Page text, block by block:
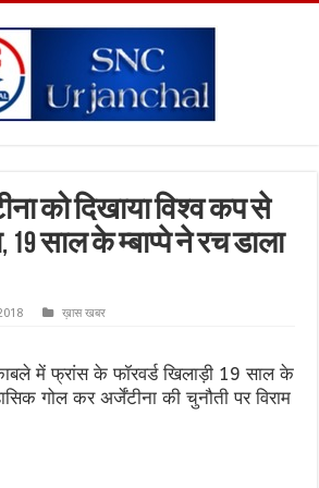
को दिखाया विश्व कप से
19 साल के म्बाप्पे ने रच डाला
ख़ास खबर
में फ्रांस के फॉरवर्ड खिलाड़ी 19 साल के
गोल कर अर्जेंटीना की चुनौती पर विराम